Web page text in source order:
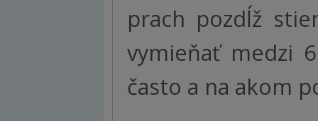
prach pozdĺž
vymieňať medzi
často a na akom